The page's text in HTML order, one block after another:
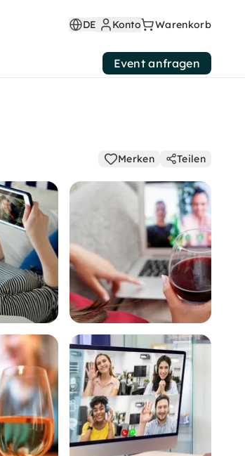
DE Konto Warenkorb
Event anfragen
Merken Teilen